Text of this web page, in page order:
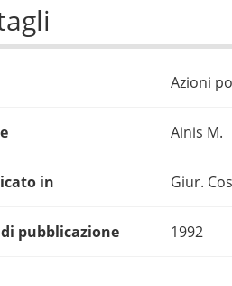
Azioni
Ainis M.
in Giur.
pubblicazione 1992